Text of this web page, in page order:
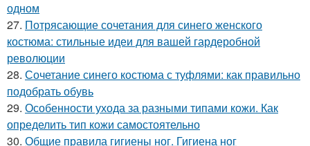
одном
27. Потрясающие сочетания для синего женского
костюма: стильные идеи для вашей гардеробной
революции
28. Сочетание синего костюма с туфлями: как правильно
подобрать обувь
29. Особенности ухода за разными типами кожи. Как
определить тип кожи самостоятельно
30. Общие правила гигиены ног. Гигиена ног